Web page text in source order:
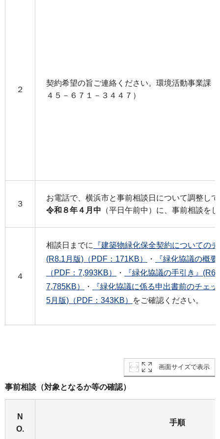
２
契約希望の旨ご連絡ください。環境活動事業課
４５－６７１－３４４７）
３
お電話で、横浜市と事前相談日について調整し
令和８年４月中 （平日午前中）に、事前相談を
４
相談日までに
『建築物緑化保全契約についての
(R8.1月版)（PDF：171KB）
・
『緑化協議の概
（PDF：7,993KB）
・
『緑化協議の手引き』
7,785KB）
・
『緑化協議に係る申出書前のチェ
5月版)（PDF：343KB）
をご確認ください。
画面サイズで表示
事前相談（対象となるか等の確認）
N
O.
手順